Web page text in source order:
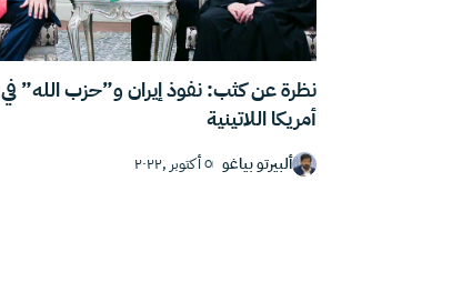
نظرة عن كثب: نفوذ إيران و”حزب الله” في
أمريكا اللاتينية
ألبيرتو بياغو ٥ أكتوبر ,٢٠٢٢